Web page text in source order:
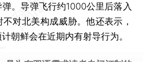
。导弹飞行约1000公里后落入
对北美构成威胁。他还表示，
朝鲜会在近期内有射导行为。